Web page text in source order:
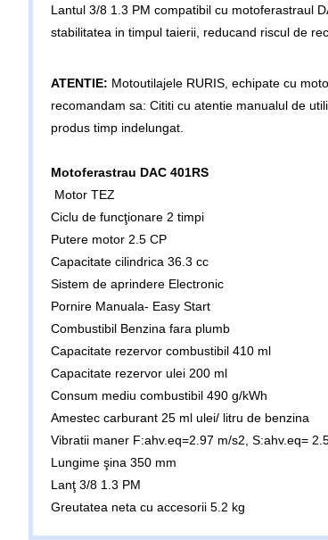
Lantul 3/8 1.3 PM compatibil cu motoferastraul
stabilitatea in timpul taierii, reducand riscul de
ATENTIE: Motoutilajele RURIS, echipate cu
recomandam sa: Cititi cu atentie manualul de
produs timp indelungat.
Motoferastrau DAC 401RS
Motor TEZ
Ciclu de funcţionare 2 timpi
Putere motor 2.5 CP
Capacitate cilindrica 36.3 cc
Sistem de aprindere Electronic
Pornire Manuala- Easy Start
Combustibil Benzina fara plumb
Capacitate rezervor combustibil 410 ml
Capacitate rezervor ulei 200 ml
Consum mediu combustibil 490 g/kWh
Amestec carburant 25 ml ulei/ litru de benzina
Vibratii maner F:ahv.eq=2.97 m/s2, S:ahv.eq=
Lungime şina 350 mm
Lanţ 3/8 1.3 PM
Greutatea neta cu accesorii 5.2 kg